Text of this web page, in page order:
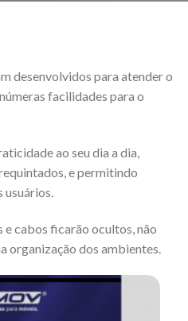
desenvolvidos para atender o
facilidades para o
ao seu dia a dia,
e permitindo
usuários.
e cabos ficarão ocultos, não
organização dos ambientes.